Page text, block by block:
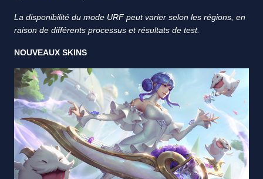
La disponibilité du mode URF peut varier selon les régions, en
raison de différents processus et résultats de test.
NOUVEAUX SKINS